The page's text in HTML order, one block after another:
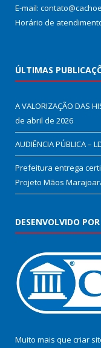
E-mail:
Horário de
ÚLTIMAS
A VALORIZAÇÃO DAS
de abril de 2026
AUDIÊNCIA PÚBLICA –
Prefeitura entrega
Projeto Mãos
DESENVOLVIDO
Muito mais que criar